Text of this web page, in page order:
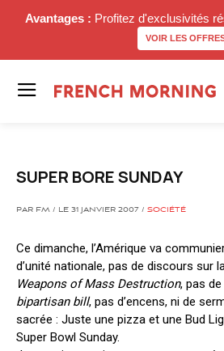
Avantages : Profitez d'exclusivités
VOIR LES
SUPER BORE SUNDAY
PAR FM / LE 31 JANVIER 2007 / SOCIÉTÉ
Ce dimanche, l’Amérique va
d’unité nationale, pas de discours sur
Weapons of Mass Destruction, pas
bipartisan bill, pas d’encens, ni de
sacrée : Juste une pizza et une Bud
Super Bowl Sunday.